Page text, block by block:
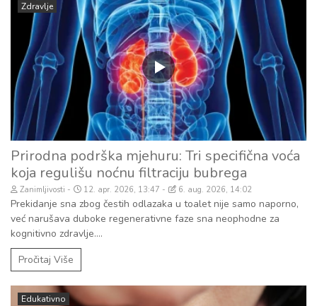
Zdravlje
Prirodna podrška mjehuru: Tri specifična voća
koja regulišu noćnu filtraciju bubrega
Zanimljivosti 12. apr. 2026, 13:47 6. aug. 2026, 14:02
Prekidanje sna zbog čestih odlazaka u toalet nije samo naporno,
već narušava duboke regenerativne faze sna neophodne za
kognitivno zdravlje....
Pročitaj Više
Edukativno